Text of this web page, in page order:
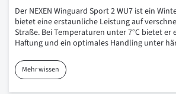
Der NEXEN Winguard Sport 2 WU7 ist ein
bietet eine erstaunliche Leistung auf
Straße. Bei Temperaturen unter 7°C bietet er
Haftung und ein optimales Handling unter
Mehr wissen